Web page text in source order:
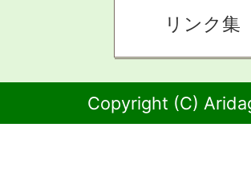
リンク集
Copyright (C)